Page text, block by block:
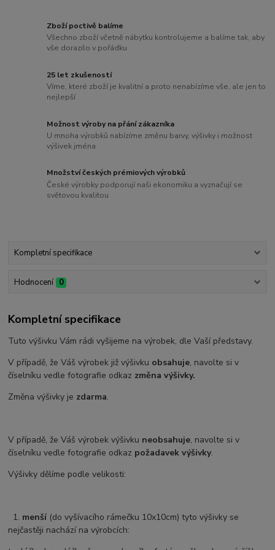
Zboží poctivě balíme
Všechno zboží včetně nábytku kontrolujeme a balíme tak, aby
vše dorazilo v pořádku
25 let zkušeností
Víme, které zboží je kvalitní a proto nenabízíme vše, ale jen to
nejlepší
Možnost výroby na přání zákazníka
U mnoha výrobků nabízíme změnu barvy, výšivky i možnost
výšivek jména
Množství českých prémiových výrobků
České výrobky podporují naši ekonomiku a vyznačují se
světovou kvalitou
Kompletní specifikace
Hodnocení 0
Kompletní specifikace
Tuto výšivku Vám rádi vyšijeme na výrobek, dle Vaší představy.
V případě, že Váš výrobek již výšivku obsahuje, navolte si v
číselníku vedle fotografie odkaz změna výšivky.
Změna výšivky je zdarma.
V případě, že Váš výrobek výšivku neobsahuje, navolte si v
číselníku vedle fotografie odkaz požadavek výšivky.
Výšivky dělíme podle velikosti:
1. menší (do vyšívacího rámečku 10x10cm) tyto výšivky se
nejčastěji nachází na výrobcích: